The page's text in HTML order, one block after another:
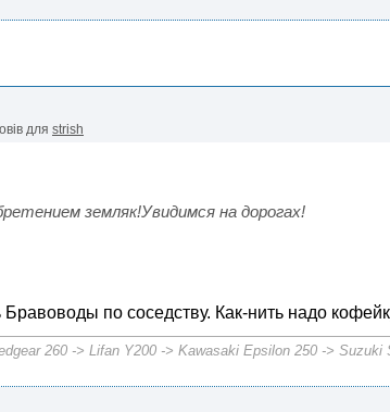
для strish
земляк!Увидимся на дорогах!
Бравоводы по соседству. Как-нить надо
260 -> Lifan Y200 -> Kawasaki Epsilon 250 -> Suzuki